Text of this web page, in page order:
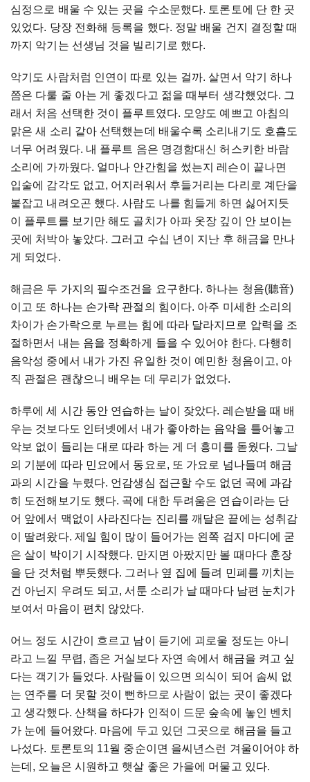
심정으로 배울 수 있는 곳을 수소문했다. 토론토에 단 한 곳
있었다. 당장 전화해 등록을 했다. 정말 배울 건지 결정할 때
까지 악기는 선생님 것을 빌리기로 했다.
악기도 사람처럼 인연이 따로 있는 걸까.살면서 악기 하나
쯤은 다룰 줄 아는 게 좋겠다고 젊을 때부터 생각했었다. 그
래서 처음 선택한 것이 플루트였다. 모양도 예쁘고 아침의
맑은 새 소리 같아 선택했는데 배울수록 소리내기도 호흡도
너무 어려웠다. 내 플루트 음은 명경함대신 허스키한 바람
소리에 가까웠다. 얼마나 안간힘을 썼는지 레슨이 끝나면
입술에 감각도 없고, 어지러워서 후들거리는 다리로 계단을
붙잡고 내려오곤 했다.사람도 나를 힘들게 하면 싫어지듯
이 플루트를 보기만 해도 골치가 아파 옷장 깊이 안 보이는
곳에 처박아 놓았다. 그러고 수십 년이 지난 후 해금을 만나
게 되었다.
해금은 두 가지의 필수조건을 요구한다.하나는 청음(聽音)
이고 또 하나는 손가락 관절의 힘이다. 아주 미세한 소리의
차이가 손가락으로 누르는 힘에 따라 달라지므로 압력을 조
절하면서 내는 음을 정확하게 들을 수 있어야 한다. 다행히
음악성 중에서 내가 가진 유일한 것이 예민한 청음이고, 아
직 관절은 괜찮으니 배우는 데 무리가 없었다.
하루에 세 시간 동안 연습하는 날이 잦았다. 레슨받을 때 배
우는 것보다도 인터넷에서 내가 좋아하는 음악을 틀어놓고
악보 없이 들리는 대로 따라 하는 게 더 흥미를 돋웠다. 그날
의 기분에 따라 민요에서 동요로, 또 가요로 넘나들며 해금
과의 시간을 누렸다. 언감생심 접근할 수도 없던 곡에 과감
히 도전해보기도 했다. 곡에 대한 두려움은 연습이라는 단
어 앞에서 맥없이 사라진다는 진리를 깨달은 끝에는 성취감
이 딸려왔다. 제일 힘이 많이 들어가는 왼쪽 검지 마디에 굳
은 살이 박이기 시작했다. 만지면 아팠지만 볼 때마다 훈장
을 단 것처럼 뿌듯했다. 그러나 옆 집에 들려 민폐를 끼치는
건 아닌지 우려도 되고,서툰 소리가 날 때마다 남편 눈치가
보여서 마음이 편치 않았다.
어느 정도 시간이 흐르고 남이 듣기에 괴로울 정도는 아니
라고 느낄 무렵, 좁은 거실보다 자연 속에서 해금을 켜고 싶
다는 객기가 들었다.사람들이 있으면 의식이 되어 솜씨 없
는 연주를 더 못할 것이 뻔하므로 사람이 없는 곳이 좋겠다
고 생각했다. 산책을 하다가 인적이 드문 숲속에 놓인 벤치
가 눈에 들어왔다. 마음에 두고 있던 그곳으로 해금을 들고
나섰다. 토론토의 11월 중순이면 을씨년스런 겨울이어야 하
는데 , 오늘은 시원하고 햇살 좋은 가을에 머물고 있다.